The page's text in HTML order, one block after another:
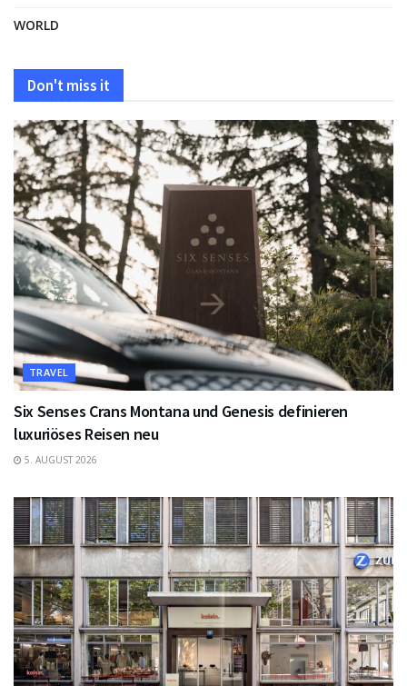
WORLD
Don't miss it
TRAVEL
Six Senses Crans Montana und Genesis definieren
luxuriöses Reisen neu
5. AUGUST 2026